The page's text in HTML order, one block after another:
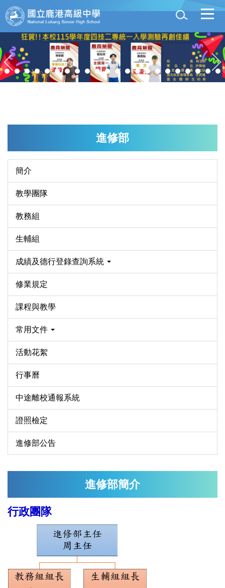
跳
到
主
內
容
區
進修部
簡介
教學團隊
教務組
生輔組
成績及德行登錄查詢系統
修業規定
課程與教學
常用文件
活動花絮
行事曆
中途離校通報系統
證照檢定
進修部公告
進修部簡介
行政團隊